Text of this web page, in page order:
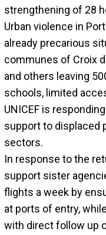
strengthening of 28
Urban violence in
already precarious
communes of Croix
and others leaving
schools, limited
UNICEF is
support to displaced
sectors.
In response to the
support sister
flights a week by
at ports of entry,
with direct follow up